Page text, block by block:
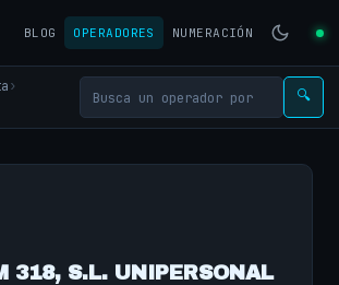
BLOG OPERADORES NUMERACIÓN
›
🔍
318, S.L. UNIPERSONAL